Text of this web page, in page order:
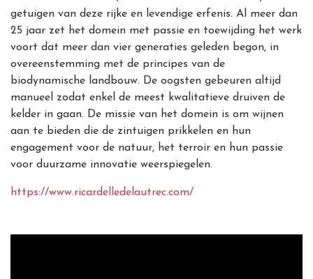
getuigen van deze rijke en levendige erfenis. Al meer dan
25 jaar zet het domein met passie en toewijding het werk
voort dat meer dan vier generaties geleden begon, in
overeenstemming met de principes van de
biodynamische landbouw. De oogsten gebeuren altijd
manueel zodat enkel de meest kwalitatieve druiven de
kelder in gaan. De missie van het domein is om wijnen
aan te bieden die de zintuigen prikkelen en hun
engagement voor de natuur, het terroir en hun passie
voor duurzame innovatie weerspiegelen.
https://www.ricardelledelautrec.com/